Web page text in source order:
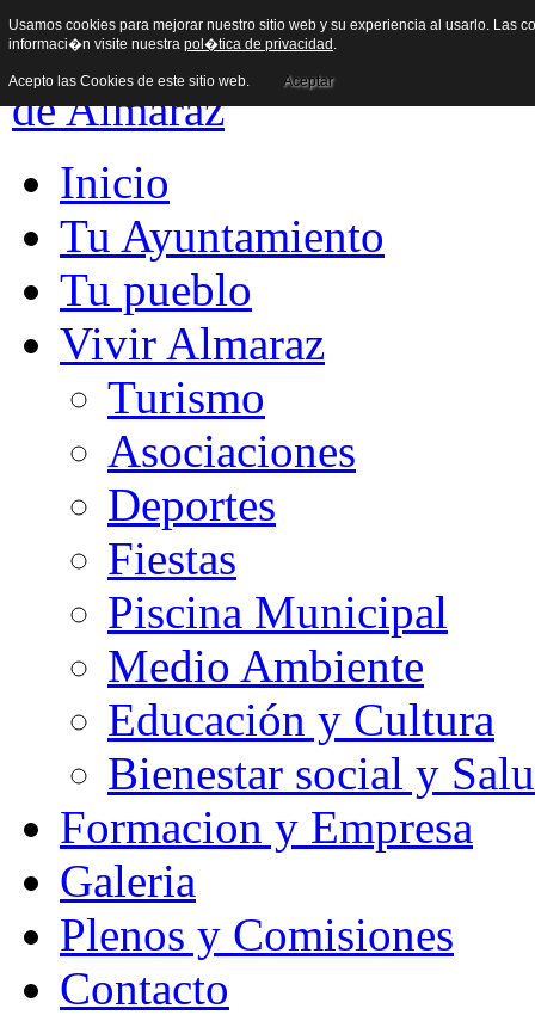
Inicio
Tu Ayuntamiento
Tu pueblo
Vivir Almaraz
Turismo
Asociaciones
Deportes
Fiestas
Piscina Municipal
Medio Ambiente
Educación y Cultura
Bienestar social y
Formacion y Empresa
Galeria
Plenos y Comisiones
Contacto
Usamos cookies para mejorar nuestro sitio web y su experiencia al usarlo.
informaci�n visite nuestra pol�tica de privacidad .
Acepto las Cookies de este sitio web. Aceptar